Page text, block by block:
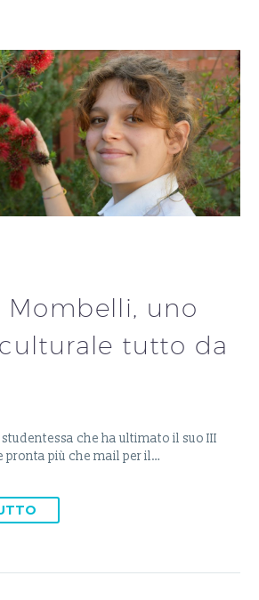
Mombelli, uno
tutto da
che ha ultimato il suo III
pronta più che mail per il…